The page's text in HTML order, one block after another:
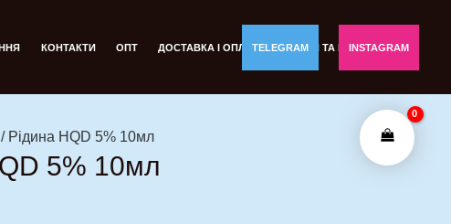
КОНТАКТИ ОПТ ДОСТАВКА І ОПЛАТА ОБМІН ТА ПОВЕРНЕННЯ
TELEGRAM INSTAGRAM
/ Рідина HQD 5% 10мл
5% 10мл